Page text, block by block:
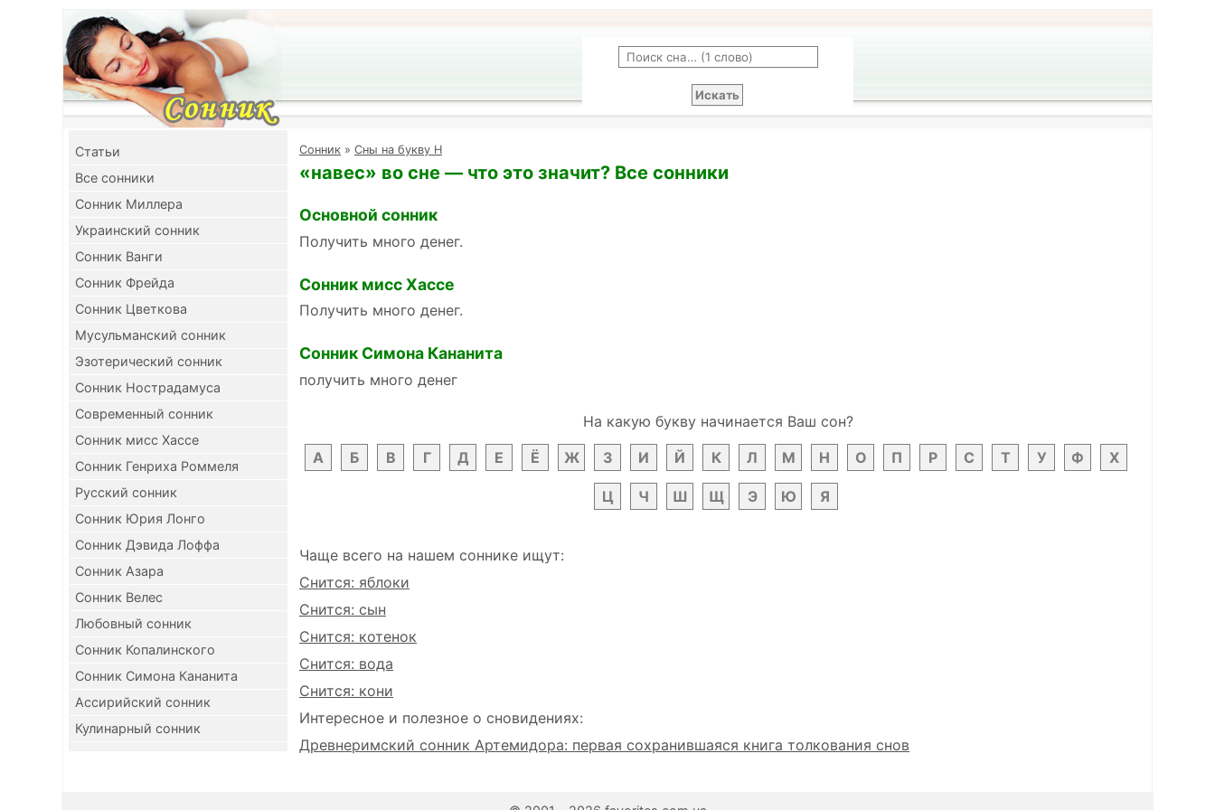
Cтатьи
Все сонники
Сонник Миллера
Украинский сонник
Сонник Ванги
Сонник Фрейда
Сонник Цветкова
Мусульманский сонник
Эзотерический сонник
Сонник Нострадамуса
Современный сонник
Сонник мисс Хассе
Сонник Генриха Роммеля
Русский сонник
Сонник Юрия Лонго
Сонник Дэвида Лоффа
Сонник Азара
Сонник Велес
Любовный сонник
Сонник Копалинского
Сонник Симона Кананита
Ассирийский сонник
Кулинарный сонник
Cонник » Сны на букву Н
«навес» во сне — что это значит? Все сонники
Основной сонник
Получить много денег.
Сонник мисс Хассе
Получить много денег.
Сонник Симона Кананита
получить много денег
На какую букву начинается Ваш сон?
А
Б В Г Д Е Ё Ж З И Й К Л М Н О П Р С Т У Ф Х
Ц Ч Ш Щ Э Ю Я
Чаще всего на нашем соннике ищут:
Снится: яблоки
Снится: сын
Снится: котенок
Снится: вода
Снится: кони
Интересное и полезное о сновидениях:
Древнеримский сонник Артемидора: первая сохранившаяся книга толкования снов